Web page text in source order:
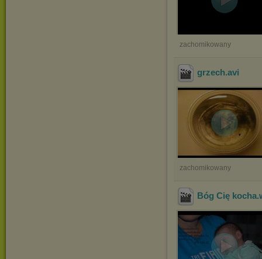
zachomikowany
grzech.avi
zachomikowany
Bóg Cię kocha